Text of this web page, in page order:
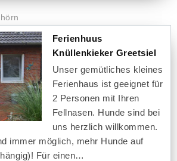
Ferienhuus
Knüllenkieker Greetsiel
Unser gemütliches kleines
Ferienhaus ist geeignet für
2 Personen mit Ihren
Fellnasen. Hunde sind bei
uns herzlich willkommen.
immer möglich, mehr Hunde auf
Für einen